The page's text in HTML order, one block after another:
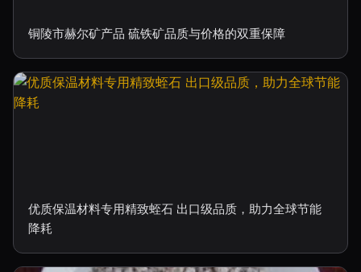
铜陵市赫尔矿产品 硫铁矿品质与价格的双重保障
优质保温材料专用精致蛭石 出口级品质，助力全球节能
降耗